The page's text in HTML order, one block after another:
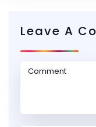
Leave A